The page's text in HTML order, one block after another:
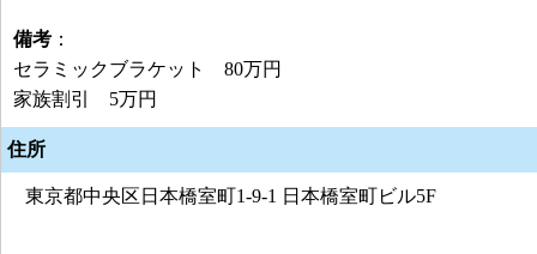
備考 ：
セラミックブラケット 80万円
家族割引 5万円
住所
東京都中央区日本橋室町1-9-1 日本橋室町ビル5F